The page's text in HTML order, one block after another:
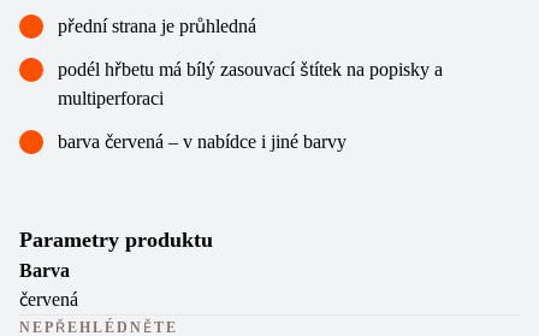
přední strana je průhledná
podél hřbetu má bílý zasouvací štítek na popisky a
multiperforaci
barva červená – v nabídce i jiné barvy
Parametry produktu
Barva
červená
NEPŘEHLÉDNĚTE